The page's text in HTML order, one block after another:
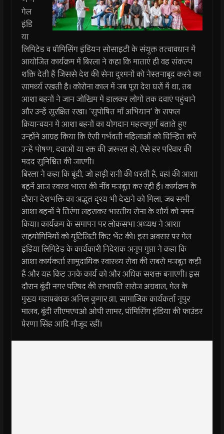
गेल
इंडि
या
लिमिटेड व प्रॉमिसिंग इंडियन सोसाइटी के संयुक्त तत्वावधान में
आयोजित कार्यक्रम में बिरला ने कहा कि माताएं ही वह संकल्प
शक्ति देती हैं जिससे देश की सेना दुश्मनों को नेस्तनाबूद करने का
सामर्थ्य रखती है। कोरोना काल में जब पूरा देश घरों में था, तब
आशा बहनों ने जान जोखिम में डालकर लोगों तक दवाएं पहुंचाने
और उन्हें सुरक्षित रखा। ‘सुपोषित माँ अभियान’ के सफल
क्रियान्वयन में आशा बहनों का योगदान महत्वपूर्ण बताते हुए
उन्होंने आग्रह किया कि ऐसी गर्भवती महिलाओं को चिन्हित करें
उन्हें पोषण, दवाओं या रक्त की ज़रूरत हो, ऐसे हर परिवार की
मदद सुनिश्चित की जाएगी।
बिरला ने कहा कि बूंदी, जो हाड़ी रानी की धरती है, वहां की आशा
बहनें आज स्वस्थ भारत की नींव मजबूत कर रही हैं। कार्यक्रम के
दौरान देशभक्ति का अद्भुत दृश्य भी देखने को मिला, जब सभी
आशा बहनों ने तिरंगा लहराकर भारतीय सेना के शौर्य को नमन
किया। कार्यक्रम के समापन पर लोकसभा अध्यक्ष ने आशा
सहयोगिनियों को यूटिलिटी किट भेंट की। इस अवसर पर गेल
इंडिया लिमिटेड के कार्यकारी निदेशक अनूप गुप्ता ने कहा कि
आशा कार्यकर्ता सामुदायिक स्वास्थ्य सेवा की सबसे मजबूत कड़ी
हैं और यह किट उनके कार्य को और अधिक सशक्त बनाएगी। इस
दौरान बूंदी नगर परिषद की सभापति सरोज अग्रवाल, गेल के
मुख्य महाप्रबंधक अनिल कुमार झा, सामाजिक कार्यकर्ता नूपुर
मालव, बूंदी सीएमएचओ ओपी सामर, प्रॉमिसिंग इंडिया की फाउंडर
प्रेरणा सिंह आदि मौजूद रहीं।